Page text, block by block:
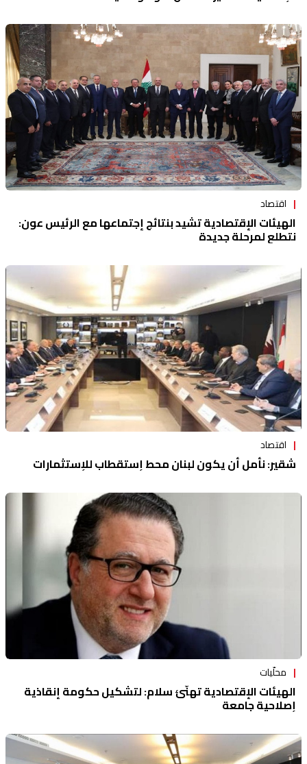
اقتصاد
الهيئات الإقتصادية تشيد بنتائج إجتماعها مع الرئيس عون:
نتطلع لمرحلة جديدة
اقتصاد
شقير: نأمل أن يكون لبنان محط إستقطاب للإستثمارات
محلّيات
الهيئات الإقتصادية تهنّئ سلام: لتشكيل حكومة إنقاذية
إصلاحية جامعة